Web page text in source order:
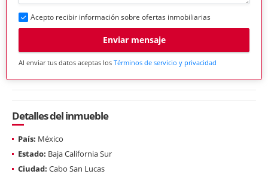
Acepto recibir información sobre ofertas inmobiliarias
Enviar mensaje
Al enviar tus datos aceptas los Términos de servicio y privacidad
Detalles del inmueble
País: México
Estado: Baja California Sur
Ciudad: Cabo San Lucas